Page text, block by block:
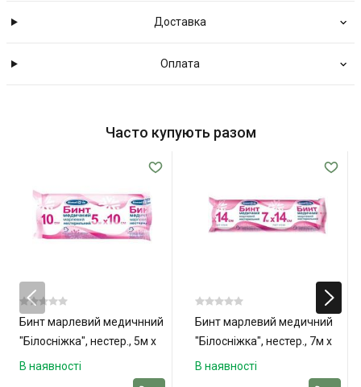
Доставка
Оплата
Часто купують разом
Бинт марлевий медичнний
"Білосніжка", нестер., 5м x
10см
В наявності
Бинт марлевий медичний
"Білосніжка", нестер., 7м x
14см
В наявності